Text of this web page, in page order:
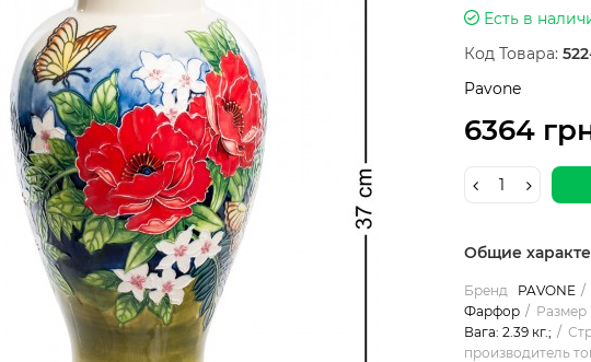
Есть в
Код Товара:
Pavone
6364
Общие
Бренд PAVONE
Фарфор
Размер
Вага: 2.39 кг.;
производитель